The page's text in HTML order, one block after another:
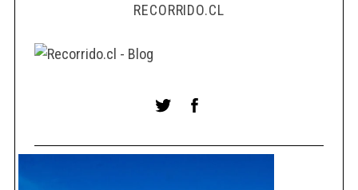
RECORRIDO.CL